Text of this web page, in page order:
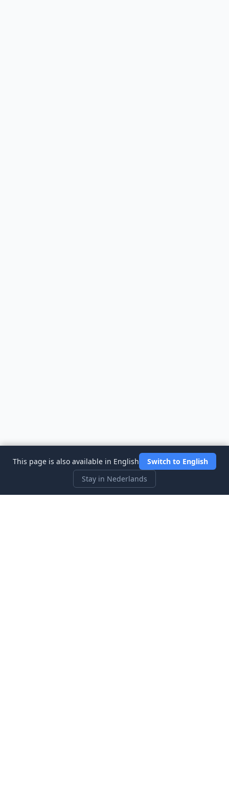
This page is also available in English
Switch to English
Stay in Nederlands